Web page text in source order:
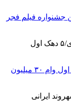
جشنواره فیلم فجر
واریز سود سهام عدالت به زودی/۵ دهک اول وام ۳۰ میلیون